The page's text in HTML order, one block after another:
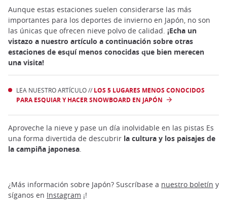
Aunque estas estaciones suelen considerarse las más
importantes para los deportes de invierno en Japón, no son
las únicas que ofrecen nieve polvo de calidad. ¡Echa un
vistazo a nuestro artículo a continuación sobre otras
estaciones de esquí menos conocidas que bien merecen
una visita!
LEA NUESTRO ARTÍCULO // LOS 5 LUGARES MENOS CONOCIDOS
PARA ESQUIAR Y HACER SNOWBOARD EN JAPÓN
Aproveche la nieve y pase un día inolvidable en las pistas Es
una forma divertida de descubrir la cultura y los paisajes de
la campiña japonesa.
¿Más información sobre Japón? Suscríbase a nuestro boletín y
síganos en Instagram ¡!